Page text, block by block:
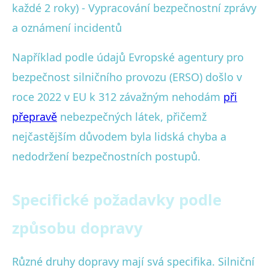
každé 2 roky) - Vypracování bezpečnostní zprávy
a oznámení incidentů
Například podle údajů Evropské agentury pro
bezpečnost silničního provozu (ERSO) došlo v
roce 2022 v EU k 312 závažným nehodám při
přepravě nebezpečných látek, přičemž
nejčastějším důvodem byla lidská chyba a
nedodržení bezpečnostních postupů.
Specifické požadavky podle
způsobu dopravy
Různé druhy dopravy mají svá specifika. Silniční